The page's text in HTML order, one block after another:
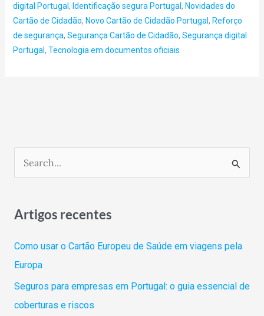
digital Portugal , Identificação segura Portugal , Novidades do
Cartão de Cidadão, Novo Cartão de Cidadão Portugal , Reforço
de segurança, Segurança Cartão de Cidadão, Segurança digital
Portugal , Tecnologia em documentos oficiais
r
c
h
Artigos recentes
Como usar o Cartão Europeu de Saúde em viagens pela
Europa
Seguros para empresas em Portugal: o guia essencial de
coberturas e riscos